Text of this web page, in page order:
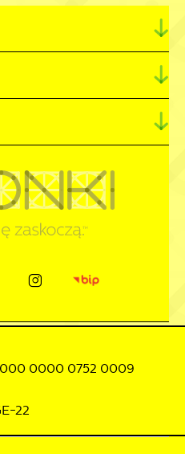
0000 0752 0009
22